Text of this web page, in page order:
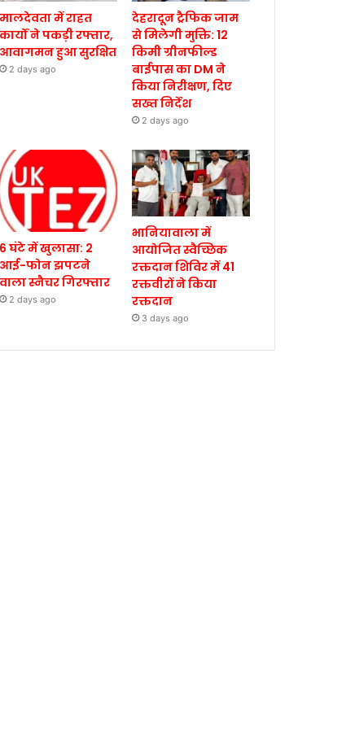
मालदेवता में राहत
कार्यों ने पकड़ी रफ्तार,
आवागमन हुआ सुरक्षित
2 days ago
देहरादून ट्रैफिक जाम
से मिलेगी मुक्ति: 12
किमी ग्रीनफील्ड
बाईपास का DM ने
किया निरीक्षण, दिए
सख्त निर्देश
2 days ago
6 घंटे में खुलासा: 2
आई-फोन झपटने
वाला स्नैचर गिरफ्तार
2 days ago
भानियावाला में
आयोजित स्वैच्छिक
रक्तदान शिविर में 41
रक्तवीरों ने किया
रक्तदान
3 days ago